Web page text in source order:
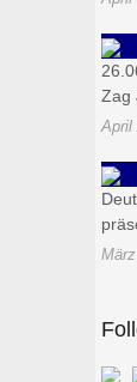
Zag
April